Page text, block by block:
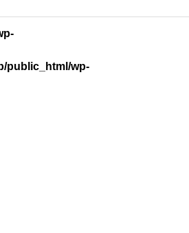
public_html/wp-